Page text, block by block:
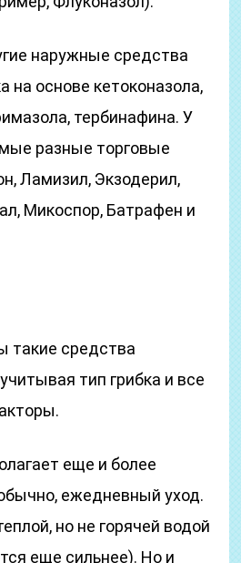
наружные средства
на основе кетоконазола,
тербинафина. У
разные торговые
Ламизил, Экзодерил,
Микоспор, Батрафен и
такие средства
тип грибка и все
еще и более
ежедневный уход.
но не горячей водой
еще сильнее). Но и